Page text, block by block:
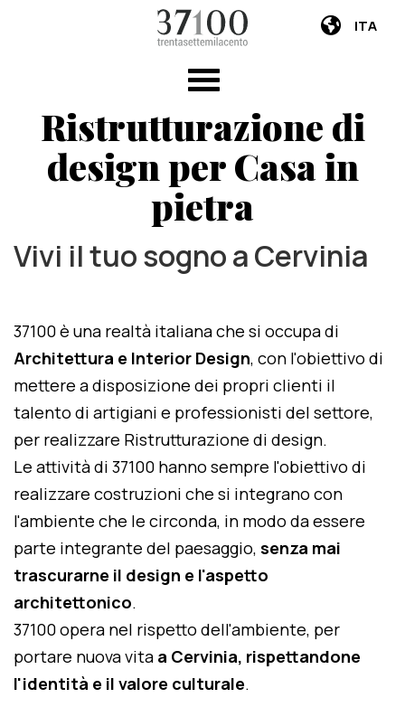
ITA
Ristrutturazione di
design per Casa in
pietra
Vivi il tuo sogno a Cervinia
37100 è una realtà italiana che si occupa di
Architettura e Interior Design, con l'obiettivo di
mettere a disposizione dei propri clienti il
talento di artigiani e professionisti del settore,
per realizzare Ristrutturazione di design.
Le attività di 37100 hanno sempre l'obiettivo di
realizzare costruzioni che si integrano con
l'ambiente che le circonda, in modo da essere
parte integrante del paesaggio, senza mai
trascurarne il design e l'aspetto
architettonico.
37100 opera nel rispetto dell'ambiente, per
portare nuova vita a Cervinia, rispettandone
l'identità e il valore culturale.